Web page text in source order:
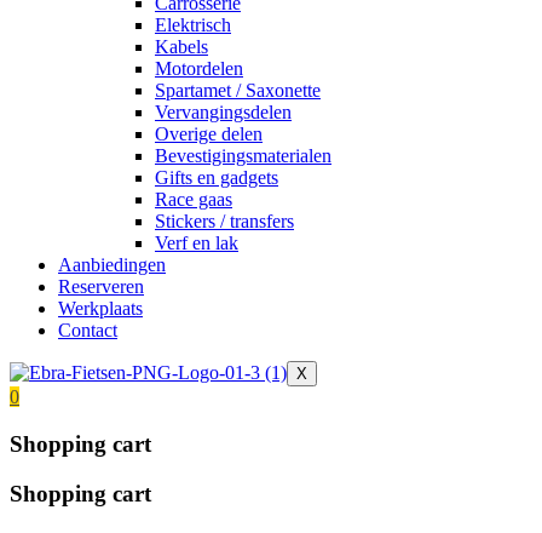
Elektrisch
Kabels
Motordelen
Spartamet / Saxonette
Vervangingsdelen
Overige delen
Bevestigingsmaterialen
Gifts en gadgets
Race gaas
Stickers / transfers
Verf en lak
Aanbiedingen
Reserveren
Werkplaats
Contact
X
0
Shopping cart
Shopping cart